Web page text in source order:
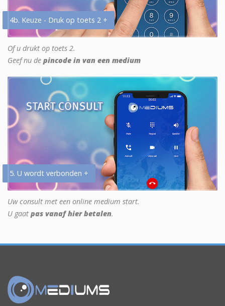
4b. Keuze - Druk op toets 2 +
Of u drukt op toets 2.
Geef nu de pincode in van een medium
5. U wordt verbonden +
Uw consult met een online medium start.
U gaat pas vanaf hier betalen.